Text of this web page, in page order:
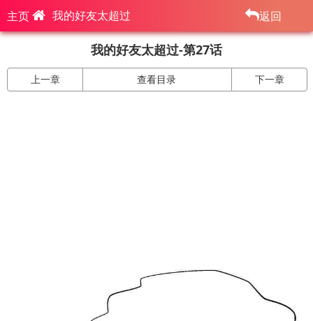
主页 我的好友太超过 返回
我的好友太超过-第27话
上一章 查看目录 下一章